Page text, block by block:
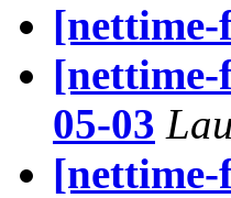
[nettime-
05-03